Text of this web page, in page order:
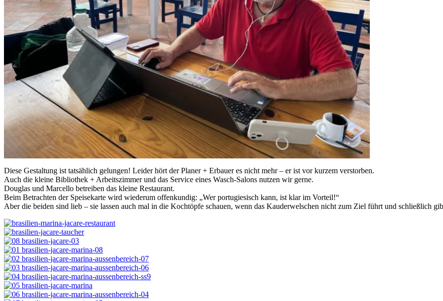
Diese Gestaltung ist tatsählich gelungen! Leider hört der Planer + Erbauer es nicht mehr – er ist vor kurzem verstorben.
Auch die kleine Bibliothek + Arbeitszimmer und das Service eines Wasch-Salons nutzen wir gerne.
Douglas und Marcello betreiben das kleine Restaurant.
Beim Betrachten der Speisekarte wird wiederum offenkundig: „Wer portugiesisch kann, ist klar im Vorteil!“
Aber die beiden sind lieb – sie lassen auch mal in die Kochtöpfe schauen, wenn das Kauderwelschen nicht zum Ziel führt und schließlich